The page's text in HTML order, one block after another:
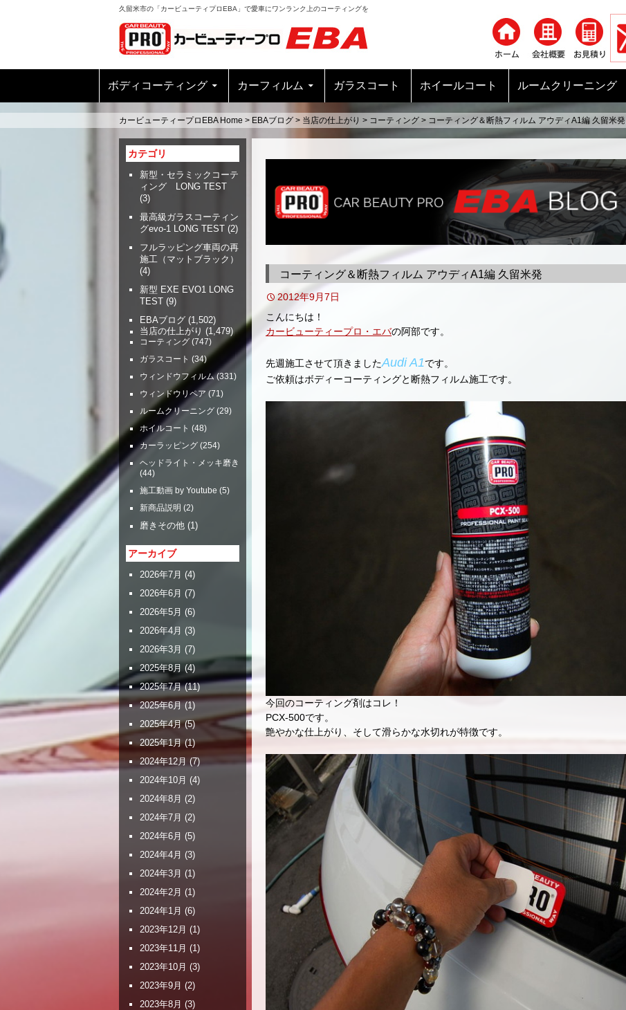
久留米市の「カービューティプロEBA」で愛車にワンランク上のコーティングを
ボディコーティング カーフィルム ガラスコート ホイールコート ルームクリーニング
カービューティープロEBA Home > EBAブログ > 当店の仕上がり > コーティング > コーティング＆断熱フィルム アウディA1編 久留米発
コーティング＆断熱フィルム アウディA1編 久留米発
2012年9月7日
こんにちは！
カービューティープロ・エバの阿部です。
先週施工させて頂きましたAudi A1です。
ご依頼はボディーコーティングと断熱フィルム施工です。
今回のコーティング剤はコレ！
PCX-500です。
艶やかな仕上がり、そして滑らかな水切れが特徴です。
カテゴリ
新型・セラミックコーテ
ィング LONG TEST
(3)
最高級ガラスコーティン
グevo-1 LONG TEST (2)
フルラッピング車両の再
施工（マットブラック）
(4)
新型 EXE EVO1 LONG
TEST (9)
EBAブログ (1,502)
当店の仕上がり (1,479)
コーティング (747)
ガラスコート (34)
ウィンドウフィルム(331)
ウィンドウリペア (71)
ルームクリーニング (29)
ホイルコート (48)
カーラッピング (254)
ヘッドライト・メッキ磨き
(44)
施工動画 by Youtube (5)
新商品説明 (2)
磨きその他 (1)
アーカイブ
2026年7月 (4)
2026年6月 (7)
2026年5月 (6)
2026年4月 (3)
2026年3月 (7)
2025年8月 (4)
2025年7月(11)
2025年6月(1)
2025年4月(5)
2025年1月(1)
2024年12月 (7)
2024年10月 (4)
2024年8月 (2)
2024年7月 (2)
2024年6月 (5)
2024年4月 (3)
2024年3月 (1)
2024年2月 (1)
2024年1月 (6)
2023年12月 (1)
2023年11月 (1)
2023年10月 (3)
2023年9月 (2)
2023年8月 (3)